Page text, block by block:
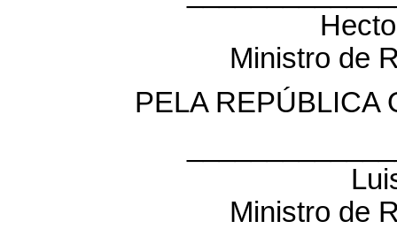
Ministro de
PELA REPÚBLICA
Ministro de